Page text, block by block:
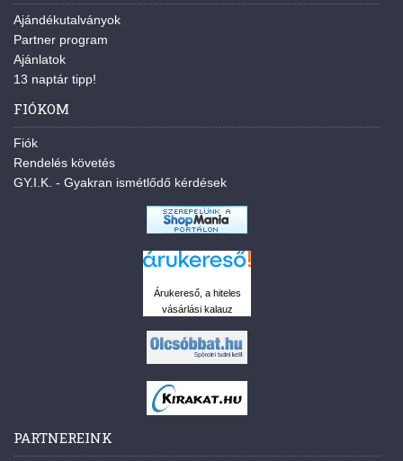
Ajándékutalványok
Partner program
Ajánlatok
13 naptár tipp!
FIÓKOM
Fiók
Rendelés követés
GY.I.K. - Gyakran ismétlődő kérdések
Árukereső, a hiteles
vásárlási kalauz
PARTNEREINK